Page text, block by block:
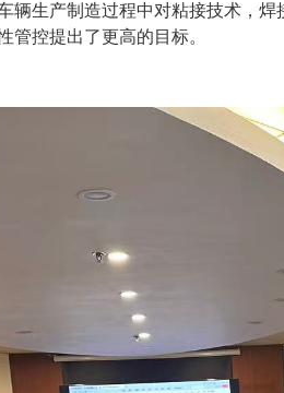
辆生产制造过程中对粘接技术，
管控提出了更高的目标。